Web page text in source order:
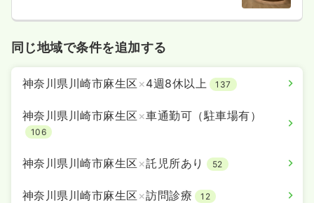
同じ地域で条件を追加する
神奈川県川崎市麻生区 ×4週8休以上 137
神奈川県川崎市麻生区 ×車通勤可（駐車場有）
106
神奈川県川崎市麻生区 ×託児所あり 52
神奈川県川崎市麻生区 ×訪問診療 12